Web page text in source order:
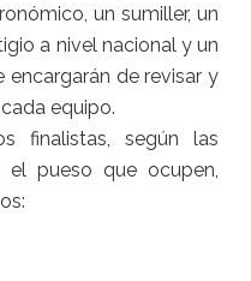
un sumiller, un
a nivel nacional y un
encargarán de revisar y
equipo.
finalistas, según las
el pueso que ocupen,